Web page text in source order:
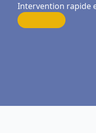
Intervention rapide